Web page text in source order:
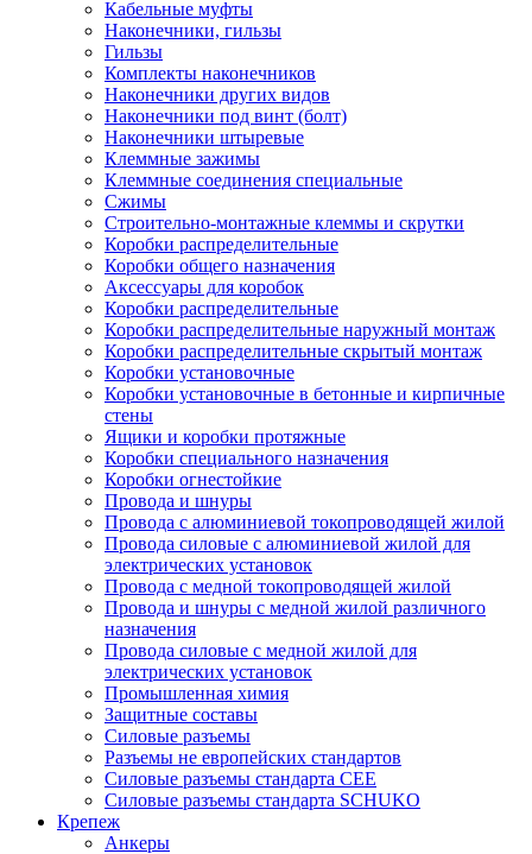
Кабельные муфты
Наконечники, гильзы
Гильзы
Комплекты наконечников
Наконечники других видов
Наконечники под винт (болт)
Наконечники штыревые
Клеммные зажимы
Клеммные соединения специальные
Сжимы
Строительно-монтажные клеммы и скрутки
Коробки распределительные
Коробки общего назначения
Аксессуары для коробок
Коробки распределительные
Коробки распределительные наружный монтаж
Коробки распределительные скрытый монтаж
Коробки установочные
Коробки установочные в бетонные и кирпичные
стены
Ящики и коробки протяжные
Коробки специального назначения
Коробки огнестойкие
Провода и шнуры
Провода с алюминиевой токопроводящей жилой
Провода силовые с алюминиевой жилой для
электрических установок
Провода с медной токопроводящей жилой
Провода и шнуры с медной жилой различного
назначения
Провода силовые с медной жилой для
электрических установок
Промышленная химия
Защитные составы
Силовые разъемы
Разъемы не европейских стандартов
Силовые разъемы стандарта CEE
Силовые разъемы стандарта SCHUKO
Крепеж
Анкеры